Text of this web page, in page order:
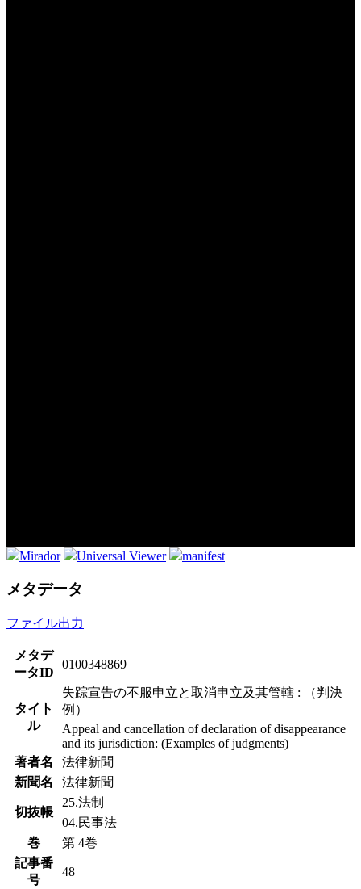
Mirador Universal Viewer manifest
メタデータ
ファイル出力
メタデ
ータID
0100348869
タイト
ル
失踪宣告の不服申立と取消申立及其管轄 : （判決
例）
Appeal and cancellation of declaration of disappearance
and its jurisdiction: (Examples of judgments)
著者名
法律新聞
新聞名
法律新聞
切抜帳
25.法制
04.民事法
巻
第 4巻
記事番
号
48